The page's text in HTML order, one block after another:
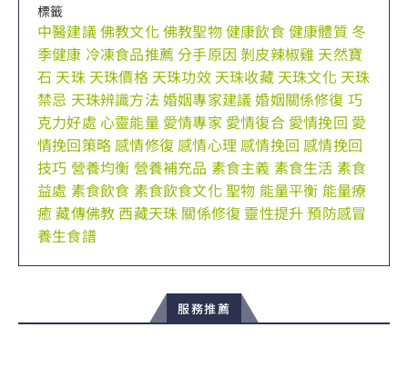
標籤
中醫建議佛教文化佛教聖物健康飲食健康體質 冬
季健康 冷凍食品推薦 分手原因 剝皮辣椒雞 天然寶
石 天珠 天珠價格 天珠功效 天珠收藏 天珠文化 天珠
禁忌 天珠辨識方法 婚姻專家建議婚姻關係修復 巧
克力好處 心靈能量 愛情專家 愛情復合 愛情挽回 愛
情挽回策略 感情修復 感情心理 感情挽回 感情挽回
技巧 營養均衡 營養補充品 素食主義 素食生活 素食
益處 素食飲食 素食飲食文化聖物 能量平衡 能量療
癒藏傳佛教 西藏天珠 關係修復 靈性提升預防感冒
養生食譜
服務推薦